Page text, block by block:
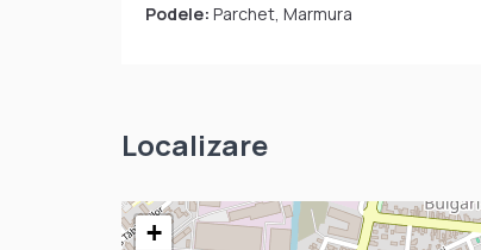
Podele: Parchet, Marmura
Localizare
+